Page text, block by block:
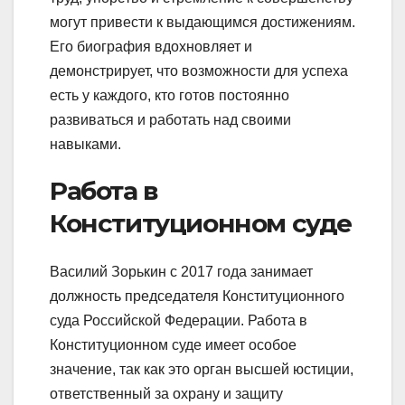
могут привести к выдающимся достижениям.
Его биография вдохновляет и
демонстрирует, что возможности для успеха
есть у каждого, кто готов постоянно
развиваться и работать над своими
навыками.
Работа в
Конституционном суде
Василий Зорькин с 2017 года занимает
должность председателя Конституционного
суда Российской Федерации. Работа в
Конституционном суде имеет особое
значение, так как это орган высшей юстиции,
ответственный за охрану и защиту